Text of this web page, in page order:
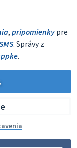
, pripomienky pre
SMS. Správy z
.